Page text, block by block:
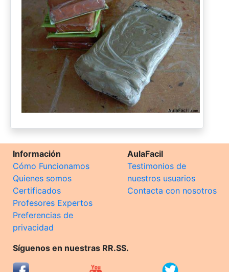
Información
Cómo Funcionamos
Quienes somos
Certificados
Profesores Expertos
Preferencias de
privacidad
AulaFacil
Testimonios de
nuestros usuarios
Contacta con nosotros
Síguenos en nuestras RR.SS.